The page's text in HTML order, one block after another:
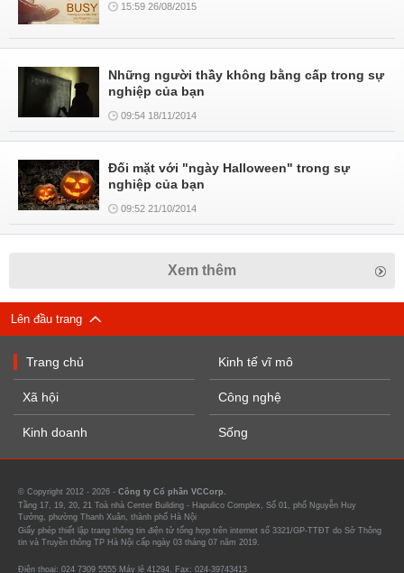
15:59 26/08/2015
Những người thầy không bằng cấp trong sự
nghiệp của bạn
09:54 18/11/2014
Đối mặt với "ngày Halloween" trong sự
nghiệp của bạn
09:52 21/10/2014
Xem thêm
Lên đầu trang
Trang chủ
Xã hội
Kinh doanh
Kinh tế vĩ mô
Công nghệ
Sống
© Copyright 2012 - 2026 - Công ty Cổ phần VCCorp.
Tầng 17, 19, 20, 21 Toà nhà Center Building - Hapulico Complex, Số 01, phố Nguyễn Huy
Tưởng, phường Thanh Xuân, thành phố Hà Nội
Giấy phép thiết lập trang thông tin điện tử tổng hợp trên internet số 3321/GP-TTĐT do Sở Thông
tin và Truyền thông TP Hà Nội cấp ngày 03 tháng 07 năm 2019.
Điện thoại: 024 7309 5555 Máy lẻ 41294. Fax: 024-39743413